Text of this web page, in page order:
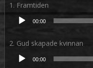
1. Framtiden
Ljudspelare
00:00
2. Gud skapade kvinnan
Ljudspelare
00:00